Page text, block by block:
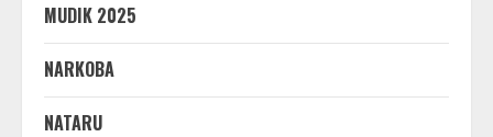
MUDIK 2025
NARKOBA
NATARU